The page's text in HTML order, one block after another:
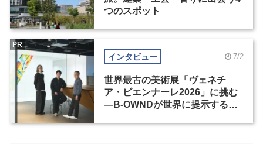
つのスポット
インタビュー 7/2
世界最古の美術展「ヴェネチ
ア・ビエンナーレ2026」に挑む
―B-OWNDが世界に提示する美
PR